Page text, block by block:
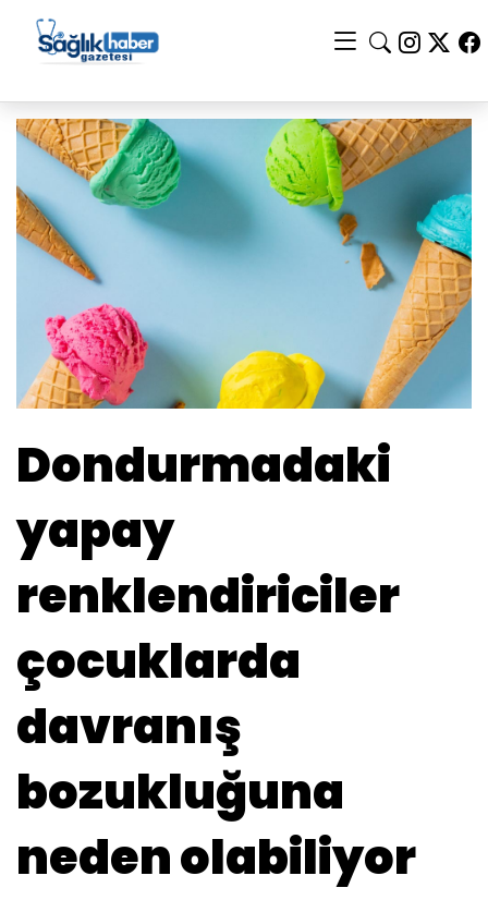
Dondurmadaki
yapay
renklendiriciler
çocuklarda
davranış
bozukluğuna
neden olabiliyor